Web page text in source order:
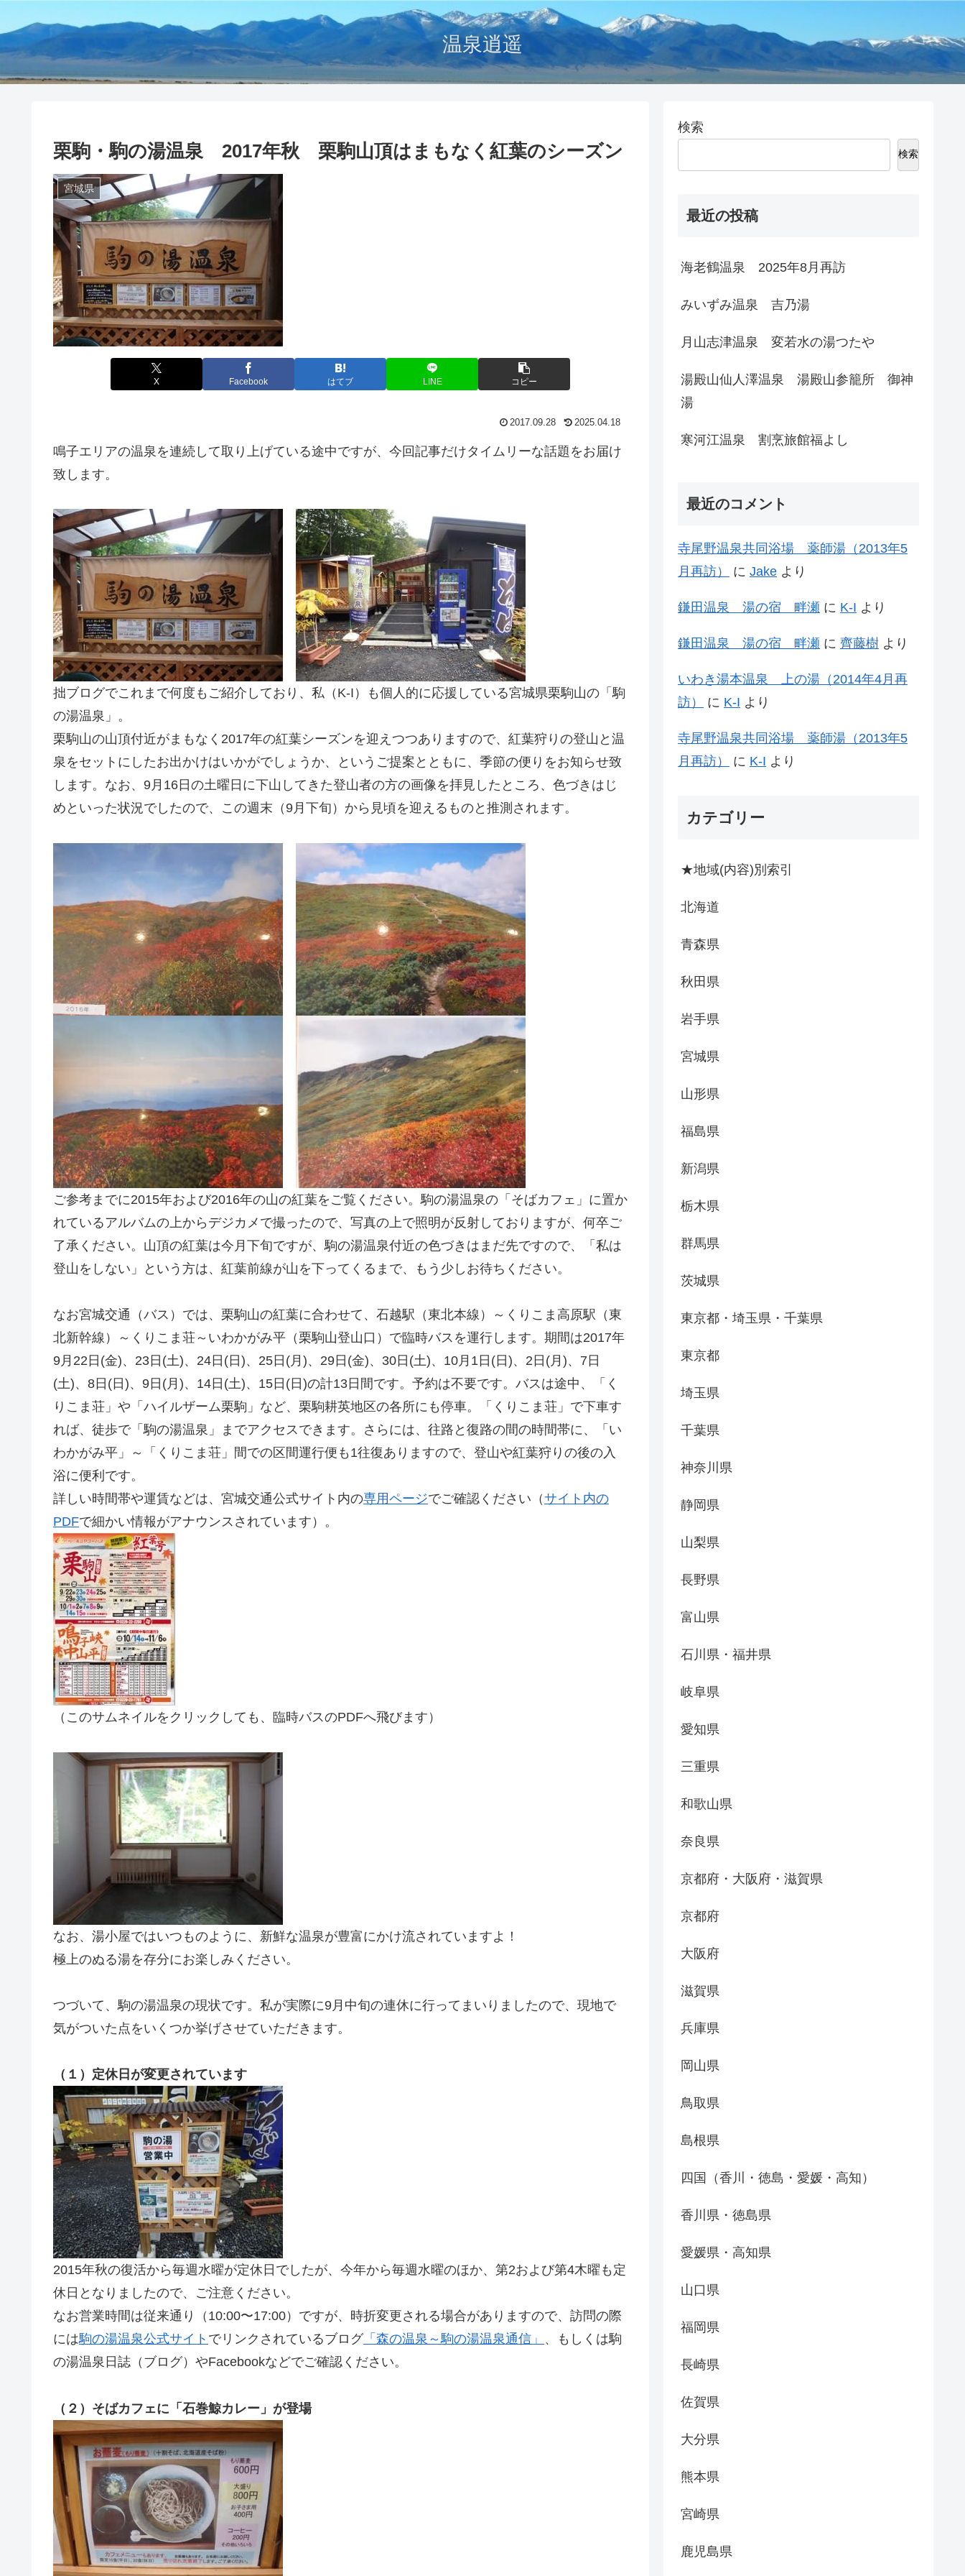
温泉逍遥
栗駒・駒の湯温泉 2017年秋 栗駒山頂はまもなく紅葉のシーズン
宮城県
X Facebook はてブ LINE コピー
2017.09.28 2025.04.18
鳴子エリアの温泉を連続して取り上げている途中ですが、今回記事だけタイムリーな話題をお届け
致します。
拙ブログでこれまで何度もご紹介しており、私（K-I）も個人的に応援している宮城県栗駒山の「駒
の湯温泉」。
栗駒山の山頂付近がまもなく2017年の紅葉シーズンを迎えつつありますので、紅葉狩りの登山と温
泉をセットにしたお出かけはいかがでしょうか、というご提案とともに、季節の便りをお知らせ致
します。なお、9月16日の土曜日に下山してきた登山者の方の画像を拝見したところ、色づきはじ
めといった状況でしたので、この週末（9月下旬）から見頃を迎えるものと推測されます。
ご参考までに2015年および2016年の山の紅葉をご覧ください。駒の湯温泉の「そばカフェ」に置か
れているアルバムの上からデジカメで撮ったので、写真の上で照明が反射しておりますが、何卒ご
了承ください。山頂の紅葉は今月下旬ですが、駒の湯温泉付近の色づきはまだ先ですので、「私は
登山をしない」という方は、紅葉前線が山を下ってくるまで、もう少しお待ちください。
なお宮城交通（バス）では、栗駒山の紅葉に合わせて、石越駅（東北本線）～くりこま高原駅（東
北新幹線）～くりこま荘～いわかがみ平（栗駒山登山口）で臨時バスを運行します。期間は2017年
9月22日(金)、23日(土)、24日(日)、25日(月)、29日(金)、30日(土)、10月1日(日)、2日(月)、7日
(土)、8日(日)、9日(月)、14日(土)、15日(日)の計13日間です。予約は不要です。バスは途中、「く
りこま荘」や「ハイルザーム栗駒」など、栗駒耕英地区の各所にも停車。「くりこま荘」で下車す
れば、徒歩で「駒の湯温泉」までアクセスできます。さらには、往路と復路の間の時間帯に、「い
わかがみ平」～「くりこま荘」間での区間運行便も1往復ありますので、登山や紅葉狩りの後の入
浴に便利です。
詳しい時間帯や運賃などは、宮城交通公式サイト内の専用ページでご確認ください（サイト内の
PDFで細かい情報がアナウンスされています）。
（このサムネイルをクリックしても、臨時バスのPDFへ飛びます）
なお、湯小屋ではいつものように、新鮮な温泉が豊富にかけ流されていますよ！
極上のぬる湯を存分にお楽しみください。
つづいて、駒の湯温泉の現状です。私が実際に9月中旬の連休に行ってまいりましたので、現地で
気がついた点をいくつか挙げさせていただきます。
（１）定休日が変更されています
2015年秋の復活から毎週水曜が定休日でしたが、今年から毎週水曜のほか、第2および第4木曜も定
休日となりましたので、ご注意ください。
なお営業時間は従来通り（10:00〜17:00）ですが、時折変更される場合がありますので、訪問の際
には駒の湯温泉公式サイト でリンクされているブログ「森の温泉～駒の湯温泉通信」 、もしくは駒
の湯温泉日誌（ブログ）やFacebookなどでご確認ください。
（２）そばカフェに「石巻鯨カレー」が登場
検索
検索
最近の投稿
海老鶴温泉 2025年8月再訪
みいずみ温泉 吉乃湯
月山志津温泉 変若水の湯つたや
湯殿山仙人澤温泉 湯殿山参籠所 御神
湯
寒河江温泉 割烹旅館福よし
最近のコメント
寺尾野温泉共同浴場 薬師湯（2013年5
月再訪）
に Jake より
鎌田温泉 湯の宿 畔瀬 に K-I より
鎌田温泉 湯の宿 畔瀬 に 齊藤樹 より
いわき湯本温泉 上の湯（2014年4月再
訪）
に K-I より
寺尾野温泉共同浴場 薬師湯（2013年5
月再訪）
に K-I より
カテゴリー
★地域(内容)別索引
北海道
青森県
秋田県
岩手県
宮城県
山形県
福島県
新潟県
栃木県
群馬県
茨城県
東京都・埼玉県・千葉県
東京都
埼玉県
千葉県
神奈川県
静岡県
山梨県
長野県
富山県
石川県・福井県
岐阜県
愛知県
三重県
和歌山県
奈良県
京都府・大阪府・滋賀県
京都府
大阪府
滋賀県
兵庫県
岡山県
鳥取県
島根県
四国（香川・徳島・愛媛・高知）
香川県・徳島県
愛媛県・高知県
山口県
福岡県
長崎県
佐賀県
大分県
熊本県
宮崎県
鹿児島県